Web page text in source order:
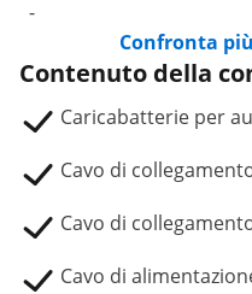
-
Confronta
Contenuto della
Caricabatterie per
Cavo di
Cavo di
Cavo di